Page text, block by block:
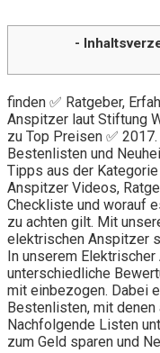
-
finden ✅ Ratgeber,
Anspitzer laut Stiftung
zu Top Preisen ✅
Bestenlisten und
Tipps aus der
Anspitzer Videos,
Checkliste und worauf
zu achten gilt. Mit
elektrischen Anspitzer
In unserem
unterschiedliche
mit einbezogen. Dabei
Bestenlisten, mit
Nachfolgende Listen
zum Geld sparen und